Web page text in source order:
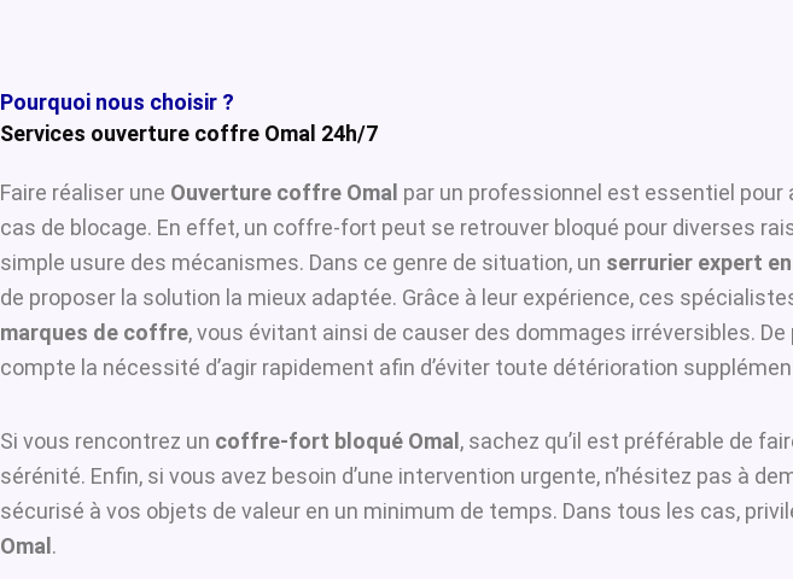
Pourquoi nous choisir ?
Services ouverture coffre Omal 24h/7
Faire réaliser une Ouverture coffre Omal par un professionnel est essentiel
cas de blocage. En effet, un coffre-fort peut se retrouver bloqué pour diverses
simple usure des mécanismes. Dans ce genre de situation, un serrurier expert
de proposer la solution la mieux adaptée. Grâce à leur expérience, ces
marques de coffre, vous évitant ainsi de causer des dommages irréversibles. De
compte la nécessité d’agir rapidement afin d’éviter toute détérioration
Si vous rencontrez un coffre-fort bloqué Omal, sachez qu’il est préférable de
sérénité. Enfin, si vous avez besoin d’une intervention urgente, n’hésitez pas à
sécurisé à vos objets de valeur en un minimum de temps. Dans tous les cas,
Omal.